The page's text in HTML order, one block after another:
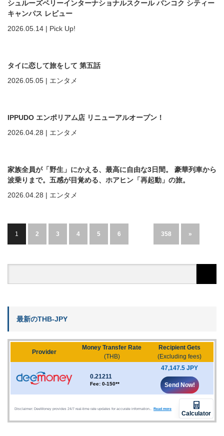
シュルーズベリーインターナショナルスクール バンコク シティー
キャンパス レビュー
2026.05.14 | Pick Up!
タイに恋して旅をして 第五話
2026.05.05 | エンタメ
IPPUDO エンポリアム店 リニューアルオープン！
2026.04.28 | エンタメ
家族全員が「野生」にかえる、最高に自由な3日間。 豪華列車から
波乗りまで。五感が目覚める、ホアヒン「再起動」の旅。
2026.04.28 | エンタメ
1 2 3 4 5 6 358 »
最新のTHB-JPY